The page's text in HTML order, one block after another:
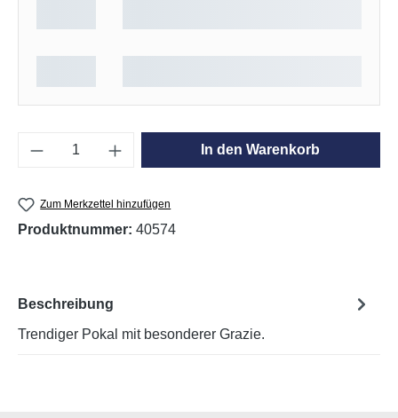
Produkt Anzahl: Gib den gewünschten
In den Warenkorb
Zum Merkzettel hinzufügen
Produktnummer: 40574
Beschreibung
Trendiger Pokal mit besonderer Grazie.